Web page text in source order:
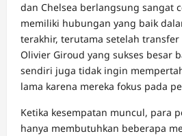
dan Chelsea berlangsung sangat
memiliki hubungan yang baik
terakhir, terutama setelah transfer
Olivier Giroud yang sukses besar
sendiri juga tidak ingin
lama karena mereka fokus pada
Ketika kesempatan muncul, para
hanya membutuhkan beberapa